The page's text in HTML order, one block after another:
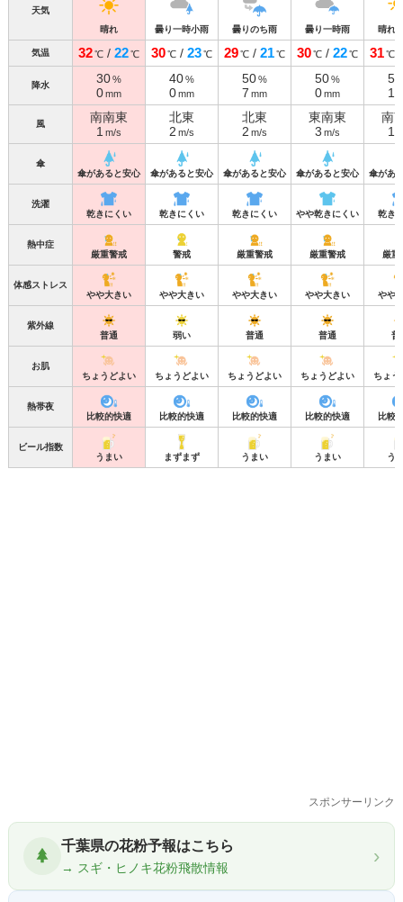
天気
晴れ
曇り一時小雨 曇りのち雨 曇り一時雨 晴れ
気温 32℃/ 22℃ 30℃/ 23℃ 29℃/ 21℃ 30℃/ 22℃ 31℃
降水 30%
0mm
40%
0mm
50%
7 mm
50%
0mm
50
1
風
南南東
1 m/s
北東
2 m/s
北東
2 m/s
東南東
3 m/s
南
1
傘
傘があると安心
傘があると安心 傘があると安心 傘があると安心 傘があ
洗濯
乾きにくい
乾きにくい 乾きにくい やや乾きにくい 乾き
熱中症
厳重警戒
警戒 厳重警戒 厳重警戒 厳重
体感ストレス
やや大きい
やや大きい やや大きい やや大きい やや
紫外線
普通
弱い 普通 普通 普
お肌
ちょうどよい
ちょうどよい ちょうどよい ちょうどよい ちょう
熱帯夜
比較的快適
比較的快適 比較的快適 比較的快適 比較
ビール指数
うまい
まずまず うまい うまい う
スポンサーリンク
千葉県の花粉予報はこちら
→ スギ・ヒノキ花粉飛散情報
›